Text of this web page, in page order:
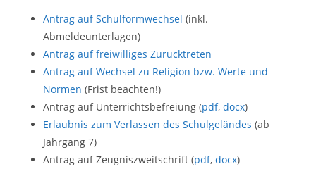
Antrag auf Schulformwechsel (inkl.
Abmeldeunterlagen)
Antrag auf freiwilliges Zurücktreten
Antrag auf Wechsel zu Religion bzw. Werte und
Normen (Frist beachten!)
Antrag auf Unterrichtsbefreiung (pdf,docx)
Erlaubnis zum Verlassen des Schulgeländes (ab
Jahrgang 7)
Antrag auf Zeugniszweitschrift (pdf,docx)